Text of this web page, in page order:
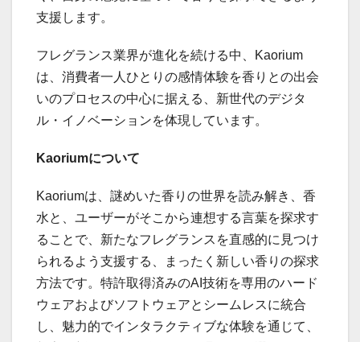
支援します。
フレグランス業界が進化を続ける中、Kaorium
は、消費者一人ひとりの感情体験を香りとの出会
いのプロセスの中心に据える、新世代のデジタ
ル・イノベーションを体現しています。
Kaoriumについて
Kaoriumは、謎めいた香りの世界を読み解き、香
水と、ユーザーがそこから連想する言葉を探求す
ることで、新たなフレグランスを直感的に見つけ
られるよう支援する、まったく新しい香りの探求
方法です。特許取得済みのAI技術を専用のハード
ウェアおよびソフトウェアとシームレスに統合
し、魅力的でインタラクティブな体験を通じて、